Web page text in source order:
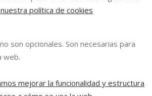
política de cookies
son opcionales. Son necesarias para
web.
mejorar la funcionalidad y estructura